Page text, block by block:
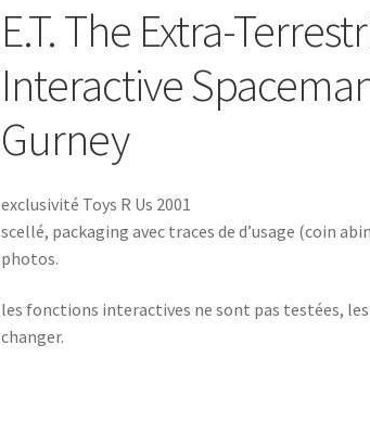
E.T. The Extra-
Interactive
Gurney
exclusivité Toys R Us 2001
scellé, packaging avec traces de d’usage (coin
photos.
les fonctions interactives ne sont pas testées,
changer.